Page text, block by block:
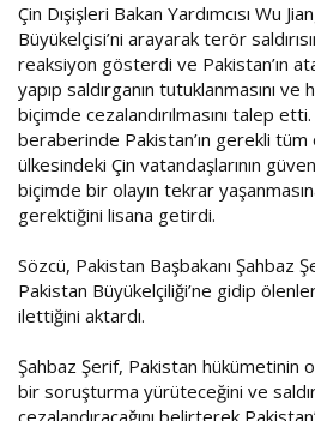
Çin Dışişleri Bakan Yardımcısı Wu
Büyükelçisi’ni arayarak terör
reaksiyon gösterdi ve Pakistan’ın
yapıp saldırganın tutuklanmasını ve
biçimde cezalandırılmasını talep
beraberinde Pakistan’ın gerekli
ülkesindeki Çin vatandaşlarının
biçimde bir olayın tekrar
gerektiğini lisana getirdi.
Sözcü, Pakistan Başbakanı Şahbaz
Pakistan Büyükelçiliği’ne gidip
ilettiğini aktardı.
Şahbaz Şerif, Pakistan hükümetinin
bir soruşturma yürüteceğini ve